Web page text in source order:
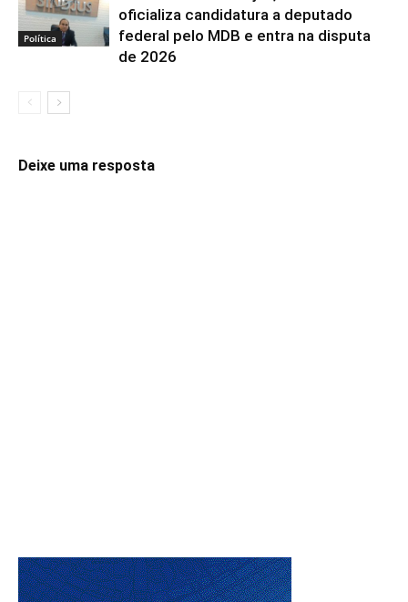
Política
oficializa candidatura a deputado
federal pelo MDB e entra na disputa
de 2026
Deixe uma resposta